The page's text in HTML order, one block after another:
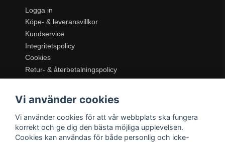
Logga in
Köpe- & leveransvillkor
Kundservice
Integritetspolicy
Cookies
Retur- & återbetalningspolicy
Dukning & Servering
Kök & Matlagning
Belysning
Vi använder cookies
Vi använder cookies för att vår webbplats ska fungera
korrekt och ge dig den bästa möjliga upplevelsen.
Cookies kan användas för både personlig och icke-